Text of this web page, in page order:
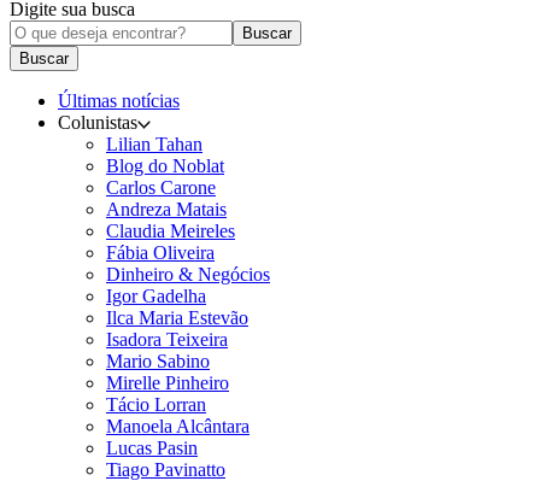
Digite sua busca
Buscar
Buscar
Últimas notícias
Colunistas
Lilian Tahan
Blog do Noblat
Carlos Carone
Andreza Matais
Claudia Meireles
Fábia Oliveira
Dinheiro & Negócios
Igor Gadelha
Ilca Maria Estevão
Isadora Teixeira
Mario Sabino
Mirelle Pinheiro
Tácio Lorran
Manoela Alcântara
Lucas Pasin
Tiago Pavinatto